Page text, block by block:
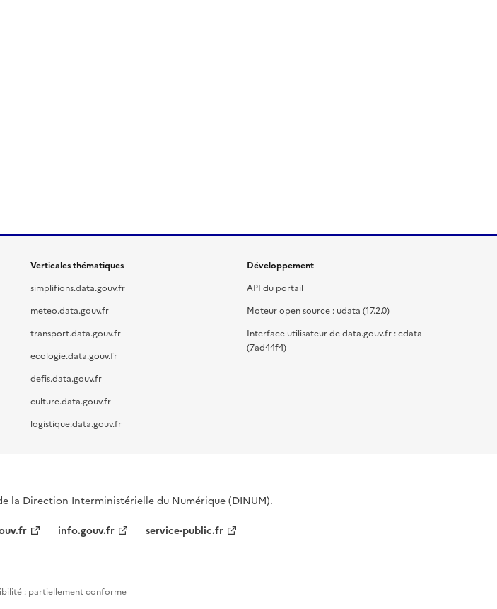
Verticales thématiques
simplifions.data.gouv.fr
meteo.data.gouv.fr
transport.data.gouv.fr
ecologie.data.gouv.fr
defis.data.gouv.fr
culture.data.gouv.fr
logistique.data.gouv.fr
Développement
API du portail
Moteur open source : udata (17.2.0)
Interface utilisateur de data.gouv.fr : cdata
(7ad44f4)
la Direction Interministérielle du Numérique (DINUM).
info.gouv.fr service-public.fr
: partiellement conforme